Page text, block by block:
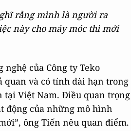
rằng mình là người ra
này cho máy móc thì mới
của Công ty Teko
và có tính dài hạn trong
tại Việt Nam. Điều quan trọng
động của những mô hình
ông Tiến nêu quan điểm.